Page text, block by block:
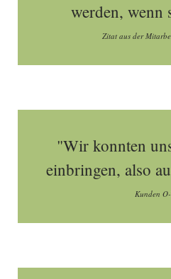
werden, wenn
Zitat aus der
"Wir konnten
einbringen, also
Kunden